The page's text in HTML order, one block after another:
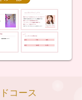
コース